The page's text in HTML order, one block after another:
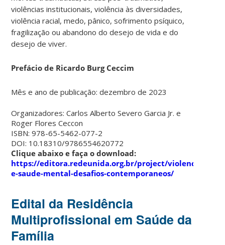
violências institucionais, violência às diversidades,
violência racial, medo, pânico, sofrimento psíquico,
fragilização ou abandono do desejo de vida e do
desejo de viver.
Prefácio de Ricardo Burg Ceccim
Mês e ano de publicação: dezembro de 2023
Organizadores: Carlos Alberto Severo Garcia Jr. e
Roger Flores Ceccon
ISBN: 978-65-5462-077-2
DOI: 10.18310/9786554620772
Clique abaixo e faça o download:
https://editora.redeunida.org.br/project/violencia-
e-saude-mental-desafios-contemporaneos/
Edital da Residência
Multiprofissional em Saúde da
Família